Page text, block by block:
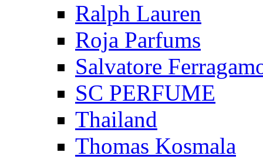
Ralph Lauren
Roja Parfums
Salvatore
SC PERFUME
Thailand
Thomas Kosmala